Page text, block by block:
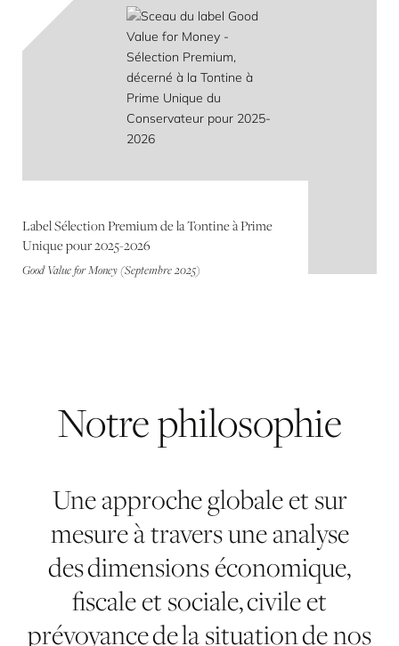
Label Sélection Premium de la Tontine à Prime
Unique pour 2025-2026
Good Value for Money (Septembre 2025)
Notrephilosophie
Une approche globale et sur
mesure à travers une analyse
des dimensions économique,
fiscale et sociale, civile et
prévoyance de la situation de nos